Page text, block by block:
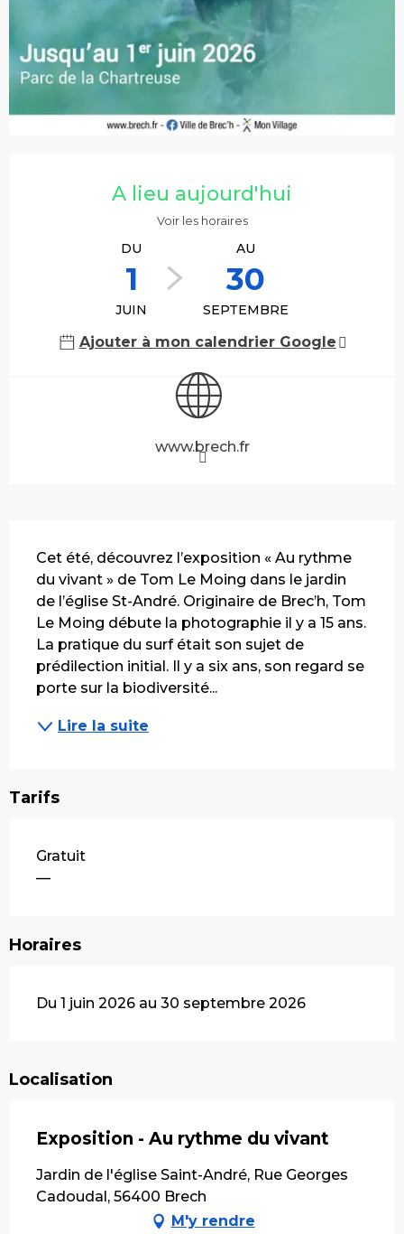
A lieu aujourd'hui
Voir les horaires
DU
1
JUIN
AU
30
SEPTEMBRE
Ajouter à mon calendrier Google
www.brech.fr
Cet été, découvrez l’exposition « Au rythme
du vivant » de Tom Le Moing dans le jardin
de l’église St-André. Originaire de Brec’h, Tom
Le Moing débute la photographie il y a 15 ans.
La pratique du surf était son sujet de
prédilection initial. Il y a six ans, son regard se
porte sur la biodiversité...
Lire la suite
Tarifs
Gratuit
—
Horaires
Du 1 juin 2026 au 30 septembre 2026
Localisation
Exposition - Au rythme du vivant
Jardin de l'église Saint-André, Rue Georges
Cadoudal, 56400 Brech
M'y rendre